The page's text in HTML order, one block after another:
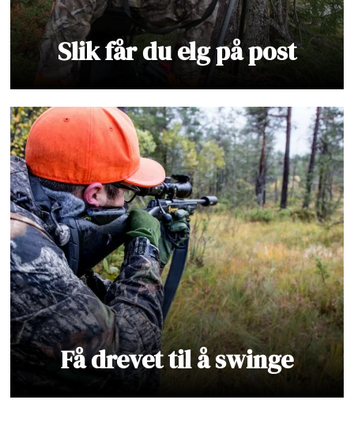
Slik får du elg på post
Få drevet til å swinge